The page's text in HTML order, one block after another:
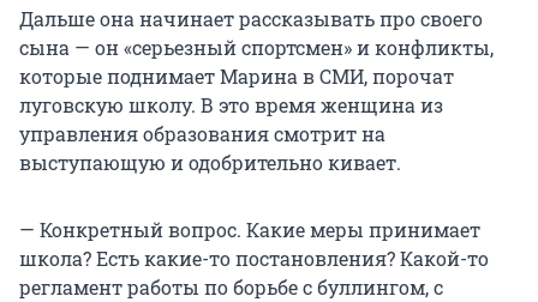
Дальше она начинает рассказывать про своего
сына — он «серьезный спортсмен» и конфликты,
которые поднимает Марина в СМИ, порочат
луговскую школу. В это время женщина из
управления образования смотрит на
выступающую и одобрительно кивает.
— Конкретный вопрос. Какие меры принимает
школа? Есть какие-то постановления? Какой-то
регламент работы по борьбе с буллингом, с